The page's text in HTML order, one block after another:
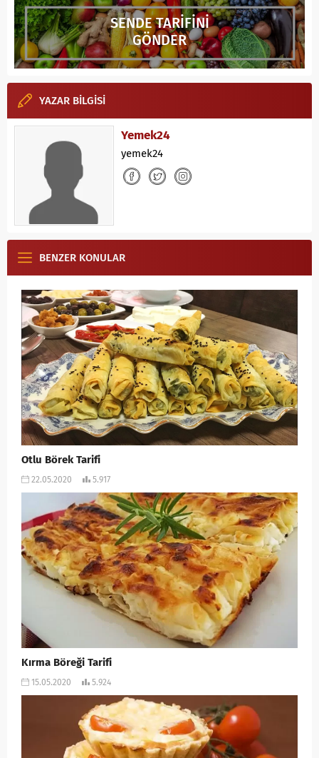
SENDE TARİFİNİ
GÖNDER
YAZAR BİLGİSİ
Yemek24
yemek24
BENZER KONULAR
Otlu Börek Tarifi
22.05.2020 5.917
Kırma Böreği Tarifi
15.05.2020 5.924